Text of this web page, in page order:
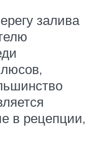
залива
в рецепции,